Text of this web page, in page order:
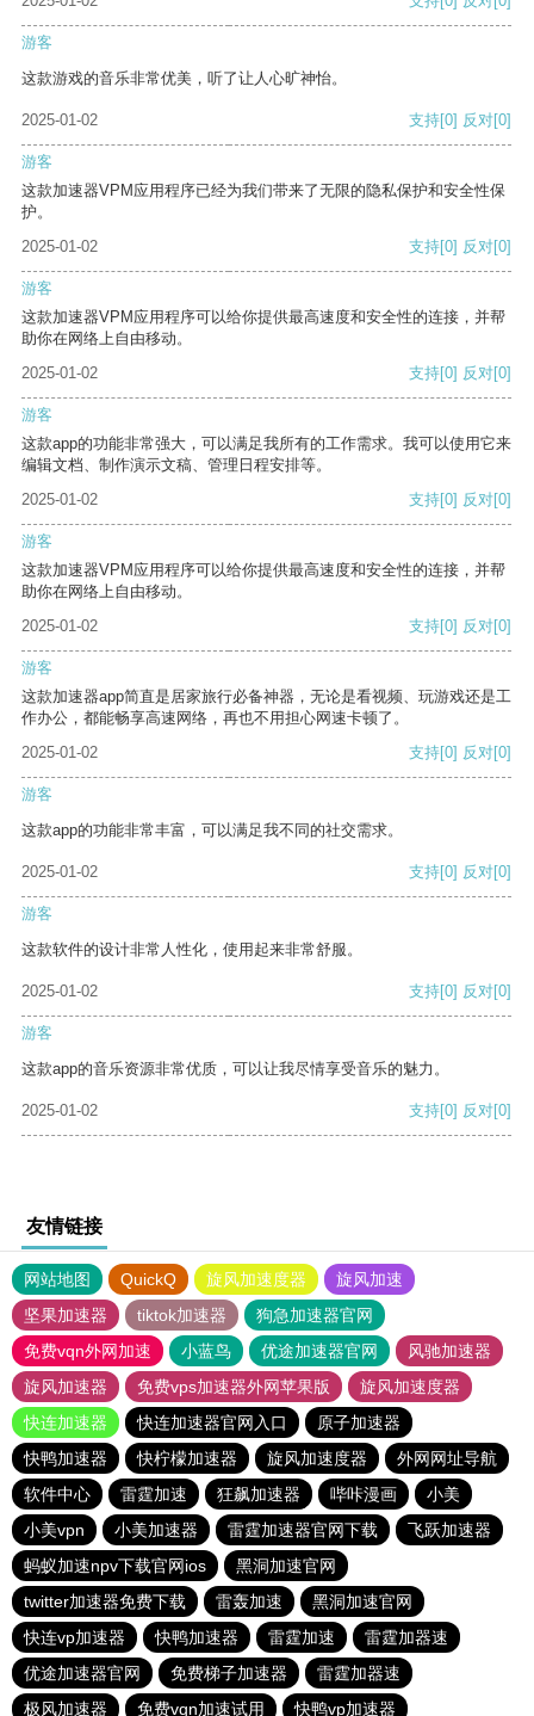
游客
这款游戏的音乐非常优美，听了让人心旷神怡。
2025-01-02 支持[0] 反对[0]
游客
这款加速器VPM应用程序已经为我们带来了无限的隐私保护和安全性保
护。
2025-01-02
支持[0] 反对[0]
游客
这款加速器VPM应用程序可以给你提供最高速度和安全性的连接，并帮
助你在网络上自由移动。
2025-01-02
支持[0] 反对[0]
游客
这款app的功能非常强大，可以满足我所有的工作需求。我可以使用它来
编辑文档、制作演示文稿、管理日程安排等。
2025-01-02
支持[0] 反对[0]
游客
这款加速器VPM应用程序可以给你提供最高速度和安全性的连接，并帮
助你在网络上自由移动。
2025-01-02
支持[0] 反对[0]
游客
这款加速器app简直是居家旅行必备神器，无论是看视频、玩游戏还是工
作办公，都能畅享高速网络，再也不用担心网速卡顿了。
2025-01-02
支持[0] 反对[0]
游客
这款app的功能非常丰富，可以满足我不同的社交需求。
2025-01-02 支持[0] 反对[0]
游客
这款软件的设计非常人性化，使用起来非常舒服。
2025-01-02 支持[0] 反对[0]
游客
这款app的音乐资源非常优质，可以让我尽情享受音乐的魅力。
2025-01-02 支持[0] 反对[0]
友情链接
网站地图 QuickQ 旋风加速度器
旋风加速
坚果加速器
tiktok加速器
狗急加速器官网
免费vqn外网加速
小蓝鸟 优途加速器官网
风驰加速器
旋风加速器
免费vps加速器外网苹果版
旋风加速度器
快连加速器
快连加速器官网入口
原子加速器
快鸭加速器
快柠檬加速器 旋风加速度器
外网网址导航
软件中心
雷霆加速 狂飙加速器 哔咔漫画
小美
小美vpn
小美加速器 雷霆加速器官网下载
飞跃加速器
蚂蚁加速npv下载官网ios
黑洞加速官网
twitter加速器免费下载
雷轰加速
黑洞加速官网
快连vp加速器
快鸭加速器 雷霆加速
雷霆加器速
优途加速器官网
免费梯子加速器
雷霆加器速
极风加速器
免费vqn加速试用 快鸭vp加速器